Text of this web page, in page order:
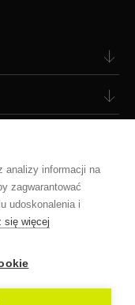
analizy informacji na
zagwarantować
udoskonalenia i
się więcej